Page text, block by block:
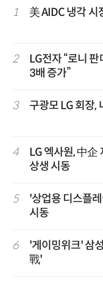
1 美 AIDC 냉각
2
LG전자 “로니
3배 증가”
3 구광모 LG 회장,
4
LG 엑사원, 中
상생 시동
5
'상업용 디스플
시동
6
'게이밍위크' 삼
戰'